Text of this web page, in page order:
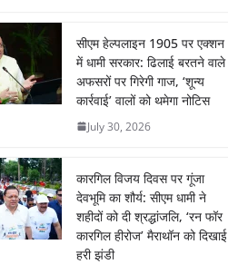
सीएम हेल्पलाइन 1905 पर एक्शन
में धामी सरकार: ढिलाई बरतने वाले
अफसरों पर गिरेगी गाज, ‘शून्य
कार्रवाई’ वालों को थमेगा नोटिस
July 30, 2026
कारगिल विजय दिवस पर गूंजा
देवभूमि का शौर्य: सीएम धामी ने
शहीदों को दी श्रद्धांजलि, ‘रन फॉर
कारगिल हीरोज’ मैराथॉन को दिखाई
हरी झंडी